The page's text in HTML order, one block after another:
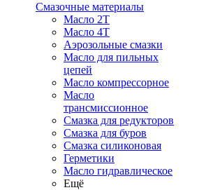
Смазочные материалы
Масло 2Т
Масло 4Т
Аэрозольные смазки
Масло для пильных
цепей
Масло компрессорное
Масло
трансмиссионное
Смазка для редукторов
Смазка для буров
Смазка силиконовая
Герметики
Масло гидравлическое
Ещё